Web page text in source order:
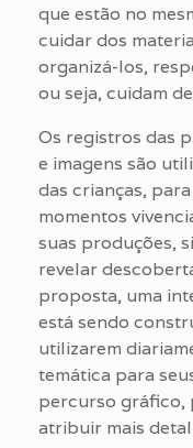
que estão no
cuidar dos
organizá-los,
ou seja, cuidam
Os registros das
e imagens são
das crianças,
momentos
suas produções,
revelar
proposta, uma
está sendo
utilizarem
temática para
percurso gráfico,
atribuir mais